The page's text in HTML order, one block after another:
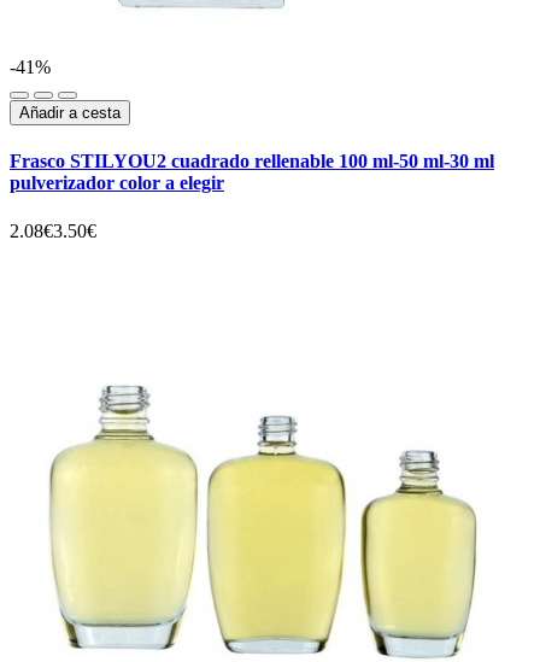
-41%
Añadir a cesta
Frasco STILYOU2 cuadrado rellenable 100 ml-50 ml-30 ml
pulverizador color a elegir
2.08€3.50€